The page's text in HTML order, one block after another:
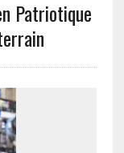
Patriotique